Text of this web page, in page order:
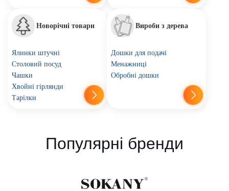
Новорічні товари
Ялинки штучні
Столовий посуд
Чашки
Хвойні гірлянди
Тарілки
Вироби з дерева
Дошки для подачі
Менажниці
Обробні дошки
Популярні бренди